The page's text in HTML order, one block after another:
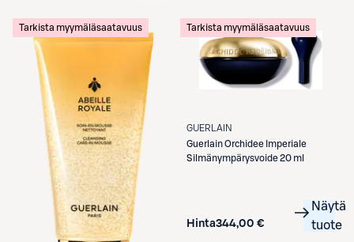
Tarkista myymäläsaatavuus Tarkista myymäläsaatavuus
GUERLAIN
GuerlainOrchidee Imperiale
Silmänympärysvoide 20 ml
Hinta344,00 €
Näytä
tuote